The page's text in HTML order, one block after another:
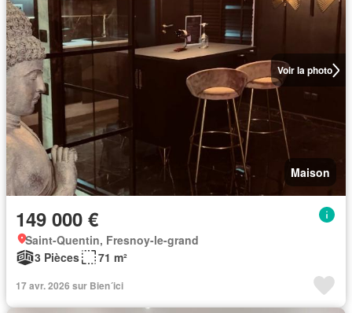
Voir la photo
Maison
149 000 €
Saint-Quentin, Fresnoy-le-grand
3 Pièces
71 m²
17 avr. 2026 sur Bien´ici